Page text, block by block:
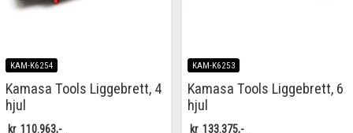
KAM-K6254
Kamasa Tools Liggebrett, 4
hjul
kr 110.963,-
KAM-K6253
Kamasa Tools Liggebrett, 6
hjul
kr 133.375,-